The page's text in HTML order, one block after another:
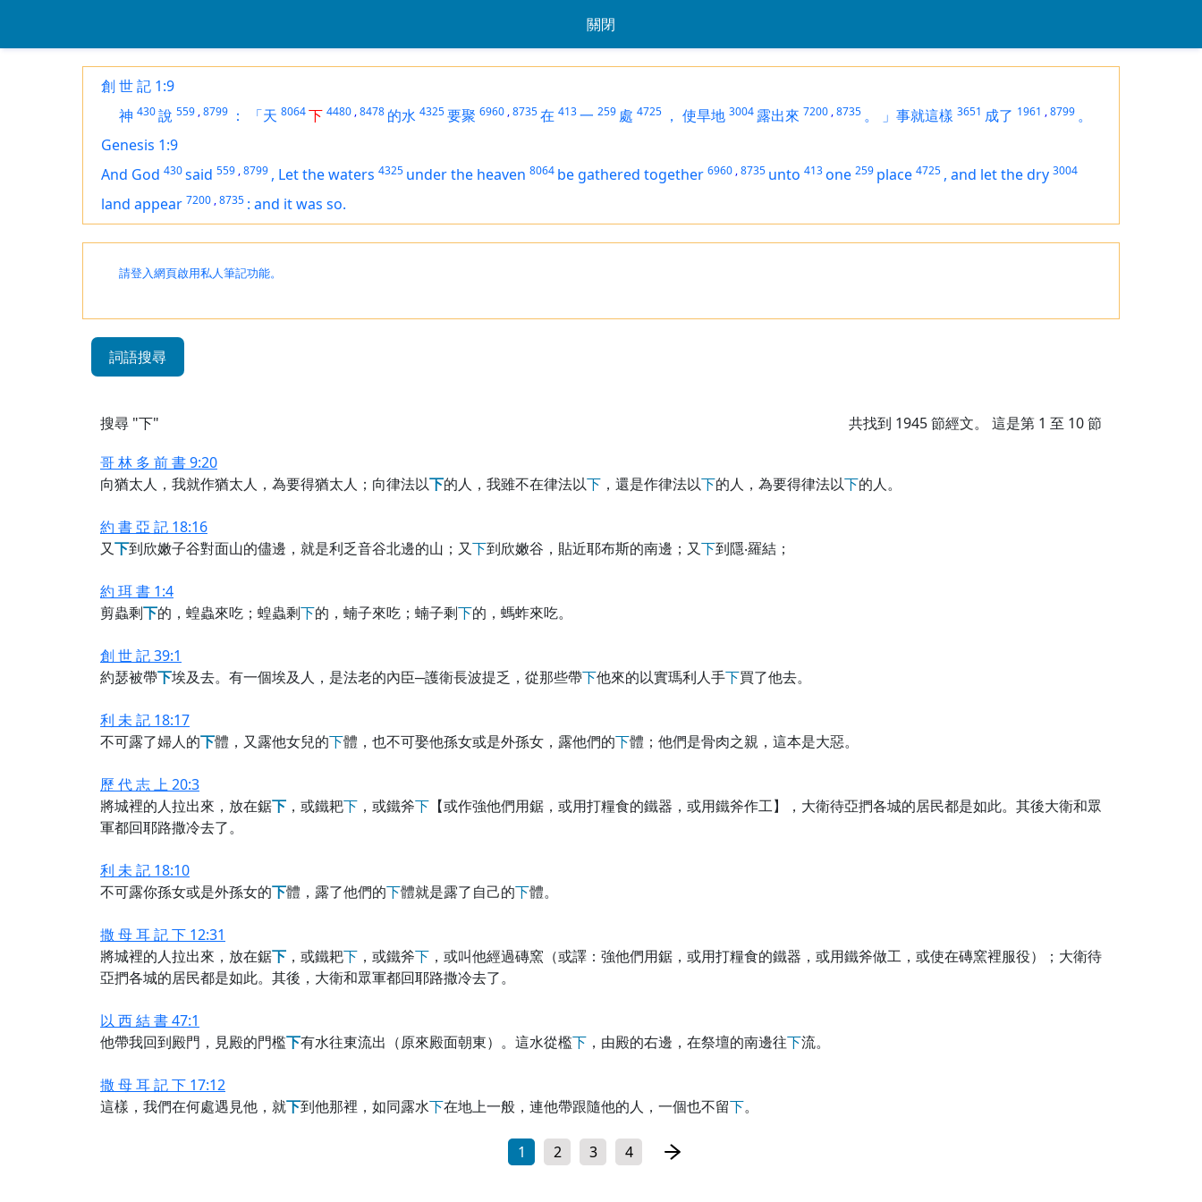
關閉
創 世 記 1:9
神 430說 559 ,8799 ： 「天 8064下 4480 ,8478 的水 4325要聚 6960 ,8735在 413一 259 處 4725 ， 使旱地 3004 露出來 7200 ,8735 。 」事就這樣 3651 成了 1961 ,8799 。
Genesis 1:9
And God 430said 559 ,8799 , Let the waters 4325 under the heaven 8064 be gathered together 6960 ,8735 unto 413one 259 place 4725 , and let the dry 3004
land appear 7200 ,8735 : and it was so.
請登入網頁啟用私人筆記功能。
詞語搜尋
搜尋 "下" 共找到 1945節經文。 這是第 1 至 10 節
哥 林 多 前 書 9:20
向猶太人，我就作猶太人，為要得猶太人；向律法以下的人，我雖不在律法以下 ，還是作律法以下的人，為要得律法以下的人。
約 書 亞 記 18:16
又下到欣嫩子谷對面山的儘邊，就是利乏音谷北邊的山；又下到欣嫩谷，貼近耶布斯的南邊；又下到隱‧羅結；
約 珥 書 1:4
剪蟲剩下的，蝗蟲來吃；蝗蟲剩下的，蝻子來吃；蝻子剩下的，螞蚱來吃。
創 世 記 39:1
約瑟被帶下埃及去。有一個埃及人，是法老的內臣─護衛長波提乏，從那些帶下他來的以實瑪利人手下買了他去。
利 未 記 18:17
不可露了婦人的下體，又露他女兒的下體，也不可娶他孫女或是外孫女，露他們的下體；他們是骨肉之親，這本是大惡。
歷 代 志 上 20:3
將城裡的人拉出來，放在鋸下 ，或鐵耙下 ，或鐵斧下 【或作強他們用鋸，或用打糧食的鐵器，或用鐵斧作工】，大衛待亞捫各城的居民都是如此。其後大衛和眾
軍都回耶路撒冷去了。
利 未 記 18:10
不可露你孫女或是外孫女的下體，露了他們的下體就是露了自己的下體。
撒 母 耳 記 下 12:31
將城裡的人拉出來，放在鋸下 ，或鐵耙下 ，或鐵斧下 ，或叫他經過磚窯（或譯：強他們用鋸，或用打糧食的鐵器，或用鐵斧做工，或使在磚窯裡服役）；大衛待
亞捫各城的居民都是如此。其後，大衛和眾軍都回耶路撒冷去了。
以 西 結 書 47:1
他帶我回到殿門，見殿的門檻下有水往東流出（原來殿面朝東）。這水從檻下 ，由殿的右邊，在祭壇的南邊往下流。
撒 母 耳 記 下 17:12
這樣，我們在何處遇見他，就下到他那裡，如同露水下在地上一般，連他帶跟隨他的人，一個也不留下。
1 2 3 4